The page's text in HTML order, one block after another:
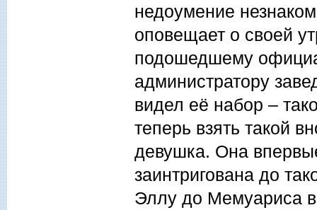
недоумение
оповещает о своей
подошедшему
администратору
видел её набор –
теперь взять такой
девушка. Она
заинтригована до
Эллу до Мемуариса